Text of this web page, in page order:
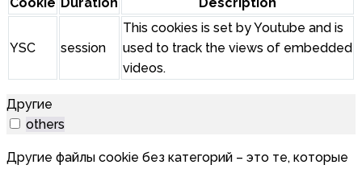
Cookie Duration Description
YSC session
This cookies is set by Youtube and is
used to track the views of embedded
videos.
Другие
others
Другие файлы cookie без категорий – это те, которые